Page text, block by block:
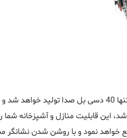
بوده و با حداقل صدا عمل خواهد کرد به طوری که در حین عملکرد
این قابلیت منازل و آشپزخانه
خواهد نمود و با روشن شدن